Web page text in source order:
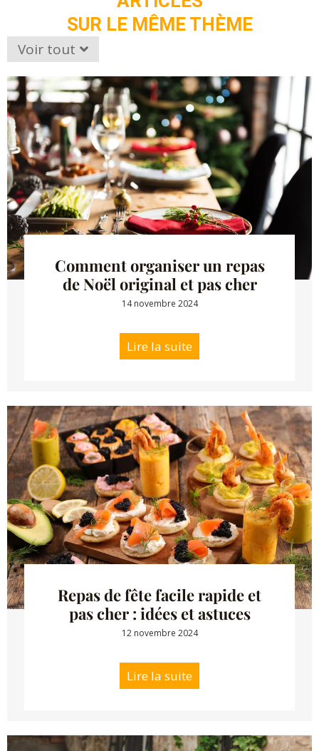
SUR LE MÊME THÈME
Voir tout
Comment organiser un repas
de Noël original et pas cher
14 novembre 2024
Lire la suite
Repas de fête facile rapide et
pas cher : idées et astuces
12 novembre 2024
Lire la suite